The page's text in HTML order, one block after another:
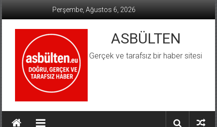
Perşembe, Ağustos 6, 2026
ASBÜLTEN
Gerçek ve tarafsız bir haber sitesi